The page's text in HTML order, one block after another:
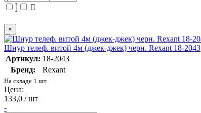
×
Шнур телеф. витой 4м (джек-джек) черн. Rexant 18-2043
Артикул: 18-2043
Бренд:
Rexant
На складе 1 шт
Цена:
133,0 / шт
-